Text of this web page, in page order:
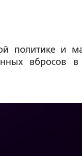
политике и
вбросов в